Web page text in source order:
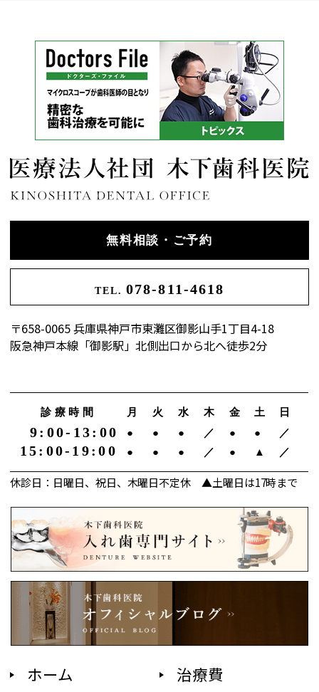
TEL. 078-811-4618
無料相談・ご予約
〒658-0065 兵庫県神戸市東灘区御影山手1丁目4-18
阪急神戸本線「御影駅」北側出口から北へ徒歩2分
診療時間 月 火 水 木 金 土 日
9:00-13:00 ● ● ● ／ ● ● ／
15:00-19:00 ● ● ● ／ ● ▲ ／
休診日：日曜日、祝日、木曜日不定休 ▲土曜日は17時まで
ホーム
治療費